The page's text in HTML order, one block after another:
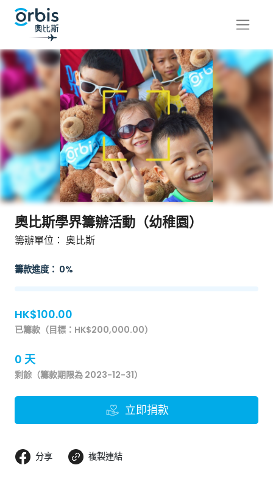
奧比斯學界籌辦活動（幼稚園）
籌辦單位： 奧比斯
籌款進度： 0%
HK$100.00
已籌款（目標：HK$200,000.00）
0 天
剩餘（籌款期限為 2023-12-31）
立即捐款
分享 複製連結